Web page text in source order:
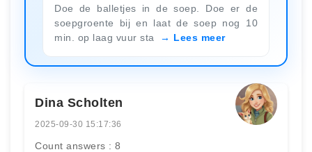
Doe de balletjes in de soep. Doe er de
soepgroente bij en laat de soep nog 10
min. op laag vuur sta
Lees meer
Dina Scholten
2025-09-30 15:17:36
Count answers : 8